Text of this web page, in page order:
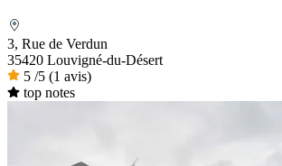
3, Rue de Verdun
35420 Louvigné-du-Désert
5 /5 (1 avis)
top notes